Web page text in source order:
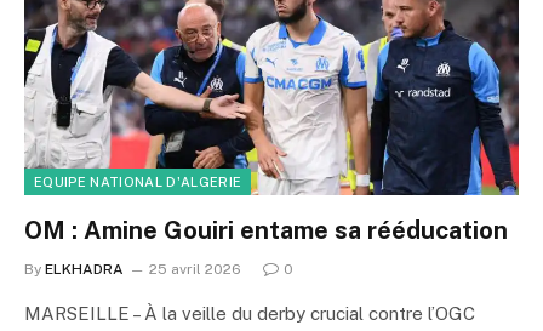
EQUIPE NATIONAL D'ALGERIE
OM : Amine Gouiri entame sa rééducation
By ELKHADRA 25 avril 2026 0
MARSEILLE – À la veille du derby crucial contre l’OGC